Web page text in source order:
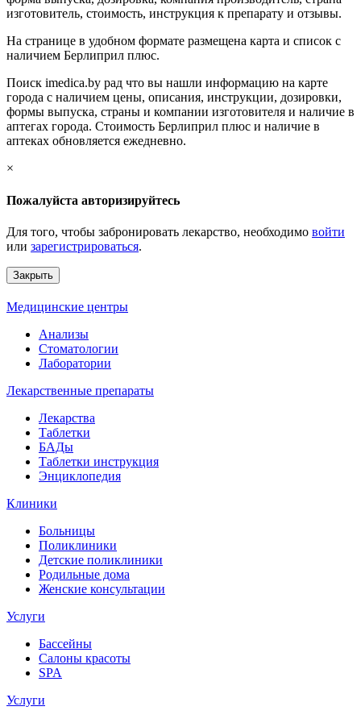
изготовитель, стоимость, инструкция к препарату и отзывы.
На странице в удобном формате размещена карта и список с
наличием Берлиприл плюс.
Поиск imedica.by рад что вы нашли информацию на карте
города с наличием цены, описания, инструкции, дозировки,
формы выпуска, страны и компании изготовителя и наличие в
аптегах города. Стоимость Берлиприл плюс и наличие в
аптеках обновляется ежедневно.
×
Пожалуйста авторизируйтесь
Для того, чтобы забронировать лекарство, необходимо войти
или зарегистрироваться.
Закрыть
Медицинские центры
Анализы
Стоматологии
Лаборатории
Лекарственные препараты
Лекарства
Таблетки
БАДы
Таблетки инструкция
Энциклопедия
Клиники
Больницы
Поликлиники
Детские поликлиники
Родильные дома
Женские консультации
Услуги
Бассейны
Салоны красоты
SPA
Услуги